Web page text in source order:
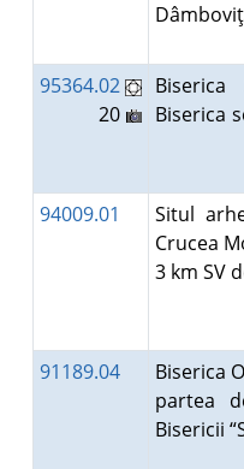
95364.02
20
Biserica
94009.01
Situl
Crucea
3 km SV
91189.04
Biserica
partea
Bisericii